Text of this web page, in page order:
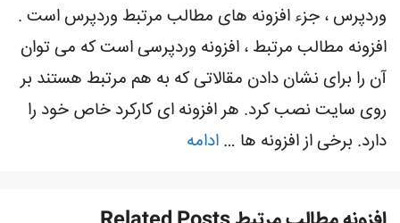
وردپرس ، جزء افزونه های مطالب مرتبط وردپرس است .
افزونه مطالب مرتبط ، افزونه وردپرسی است که می توان
آن را برای نشان دادن مقالاتی که به هم مرتبط هستند بر
روی سایت نصب کرد. هر افزونه ای کارکرد خاص خود را
دارد. برخی از افزونه ها … ادامه